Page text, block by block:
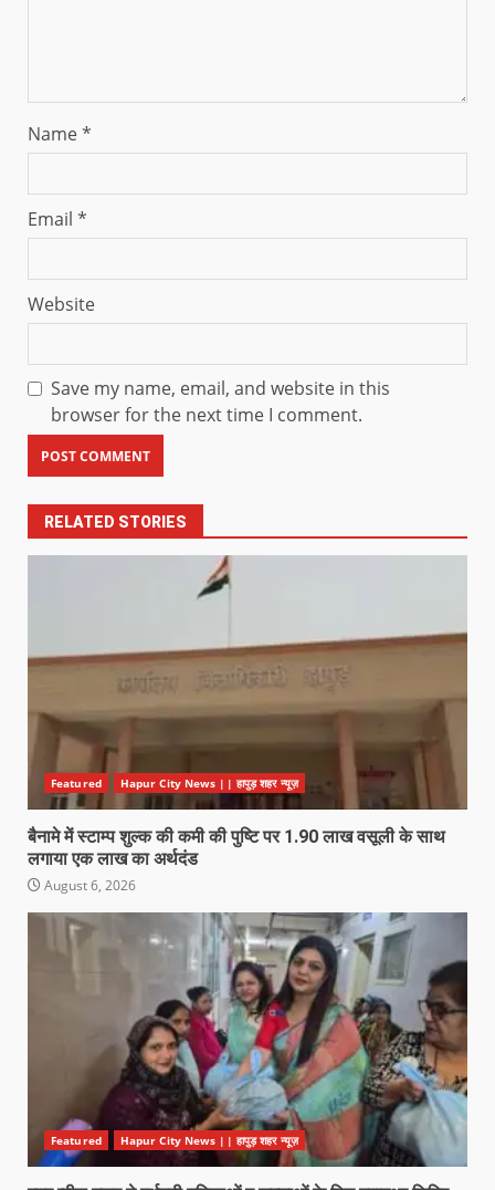
Name*
Email *
Website
Save my name, email, and website in this
browser for the next time I comment.
RELATED STORIES
Featured Hapur City News || हापुड़ शहर न्यूज़
बैनामे में स्टाम्प शुल्क की कमी की पुष्टि पर 1.90 लाख वसूली के साथ
लगाया एक लाख का अर्थदंड
August 6, 2026
Featured Hapur City News || हापुड़ शहर न्यूज़